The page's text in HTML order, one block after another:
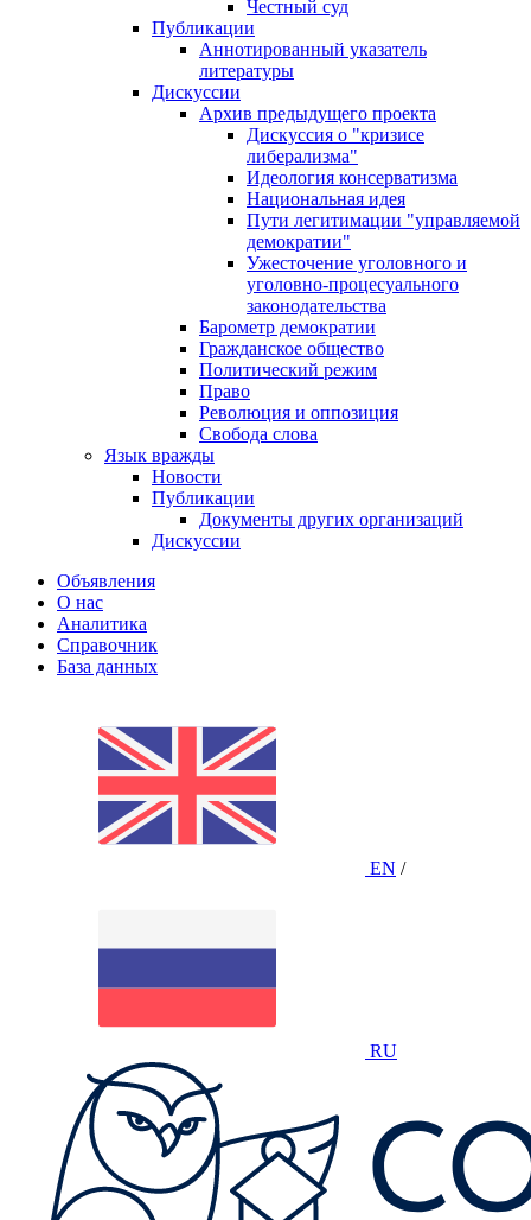
Честный суд
Публикации
Аннотированный указатель
литературы
Дискуссии
Архив предыдущего проекта
Дискуссия о "кризисе
либерализма"
Идеология консерватизма
Национальная идея
Пути легитимации "управляемой
демократии"
Ужесточение уголовного и
уголовно-процесуального
законодательства
Барометр демократии
Гражданское общество
Политический режим
Право
Революция и оппозиция
Свобода слова
Язык вражды
Новости
Публикации
Документы других организаций
Дискуссии
Объявления
О нас
Аналитика
Справочник
База данных
EN /
RU